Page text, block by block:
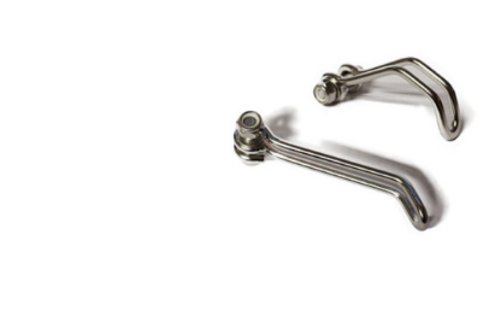
Bullet Lighting ライトステ
ー
¥550